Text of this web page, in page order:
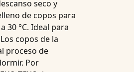
seco y
de copos para
a 30 °C. Ideal para
copos de la
proceso de
Por